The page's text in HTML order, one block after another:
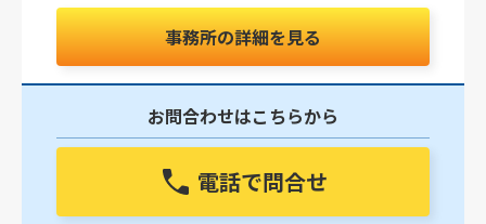
事務所の詳細を見る
お問合わせはこちらから
電話で問合せ